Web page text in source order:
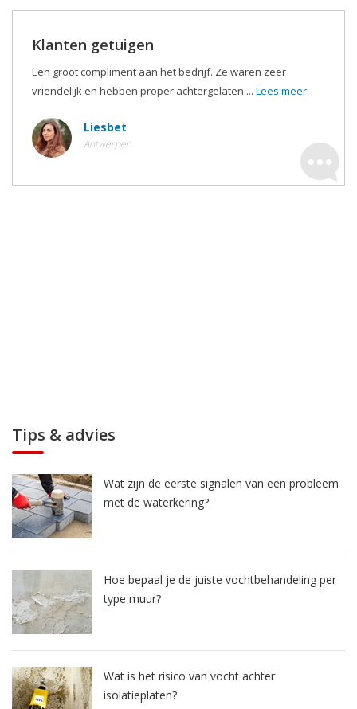
Klanten getuigen
Een groot compliment aan het bedrijf. Ze waren zeer
vriendelijk en hebben proper achtergelaten.... Lees meer
Liesbet
Antwerpen
Tips & advies
Wat zijn de eerste signalen van een probleem
met de waterkering?
Hoe bepaal je de juiste vochtbehandeling per
type muur?
Wat is het risico van vocht achter
isolatieplaten?